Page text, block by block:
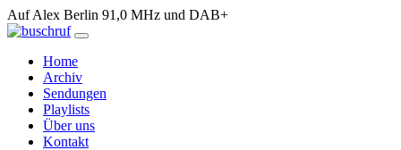
Auf Alex Berlin 91,0 MHz und DAB+
Home
Archiv
Sendungen
Playlists
Über uns
Kontakt